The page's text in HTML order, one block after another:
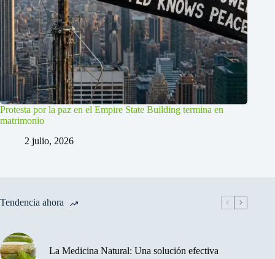
Protesta por la paz en el Empire State Building termina en
matrimonio
2 julio, 2026
Tendencia ahora
La Medicina Natural: Una solución efectiva